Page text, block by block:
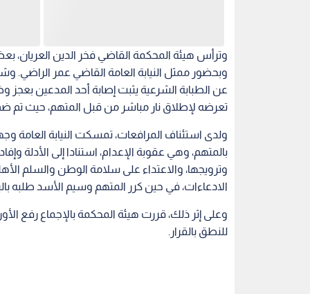
وترأس هيئة المحكمة القاضي فخر الدين العريان،
وبحضور ممثل النيابة العامة القاضي عمر
تعرضه لإطلاق نار مباشر من قبل المتهم، حيث تم ضم
ولدى استئناف المرافعات، تمسكت النيابة العامة
بالمتهم، وهي عقوبة الإعدام، استنادا إلى الأدلة
وترويجها، والاعتداء على سلامة الوطن والسلم
الادعاءات، في حين كرر المتهم وسيم الأسد طلبه
للنطق بالقرار.